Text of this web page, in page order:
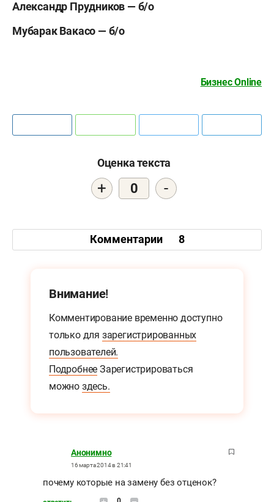
Александр Прудников — б/о
Мубарак Вакасо — б/о
Бизнес Online
Оценка текста
+ 0 -
Комментарии 8
Внимание!
Комментирование временно доступно
только для зарегистрированных
пользователей.
Подробнее Зарегистрироваться
можно здесь.
Анонимно
16 марта 2014 в 21:41
почему которые на замену без отценок?